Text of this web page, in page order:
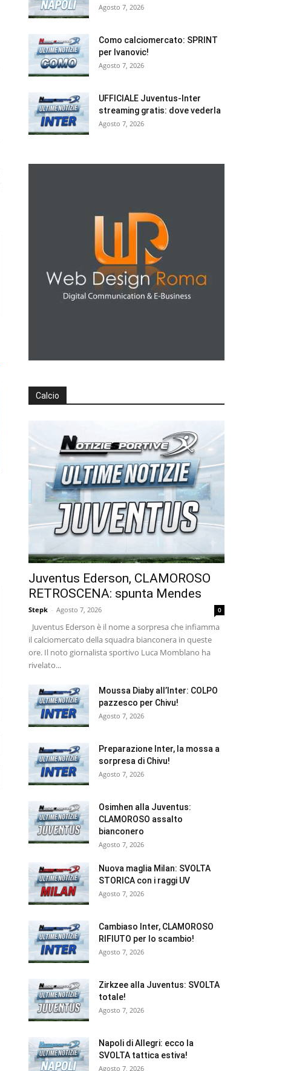
Agosto 7, 2026
Como calciomercato: SPRINT
per Ivanovic!
Agosto 7, 2026
UFFICIALE Juventus-Inter
streaming gratis: dove vederla
Agosto 7, 2026
Calcio
Juventus Ederson, CLAMOROSO
RETROSCENA: spunta Mendes
Stepk - Agosto 7, 2026 0
Juventus Ederson è il nome a sorpresa che infiamma
il calciomercato della squadra bianconera in queste
ore. Il noto giornalista sportivo Luca Momblano ha
rivelato...
Moussa Diaby all’Inter: COLPO
pazzesco per Chivu!
Agosto 7, 2026
Preparazione Inter, la mossa a
sorpresa di Chivu!
Agosto 7, 2026
Osimhen alla Juventus:
CLAMOROSO assalto
bianconero
Agosto 7, 2026
Nuova maglia Milan: SVOLTA
STORICA con i raggi UV
Agosto 7, 2026
Cambiaso Inter, CLAMOROSO
RIFIUTO per lo scambio!
Agosto 7, 2026
Zirkzee alla Juventus: SVOLTA
totale!
Agosto 7, 2026
Napoli di Allegri: ecco la
SVOLTA tattica estiva!
Agosto 7, 2026